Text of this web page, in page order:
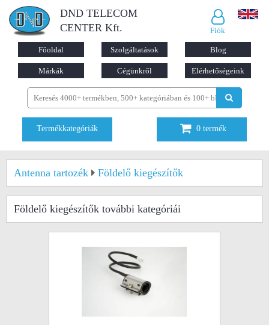
DND TELECOM
CENTER Kft.
Fiók
Főoldal Szolgáltatások Blog
Márkák Cégünkről Elérhetőségeink
Termékkategóriák 0 termék
Antenna tartozék Földelő kiegészítők
Földelő kiegészítők további kategóriái